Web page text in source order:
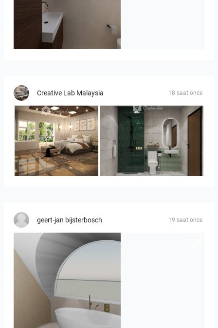
Badkamerhuis
Creative Lab Malaysia 18 saat önce
YUSMAN_BEDROOM KHAI_BATHROOM
geert-jan bijsterbosch 19 saat önce